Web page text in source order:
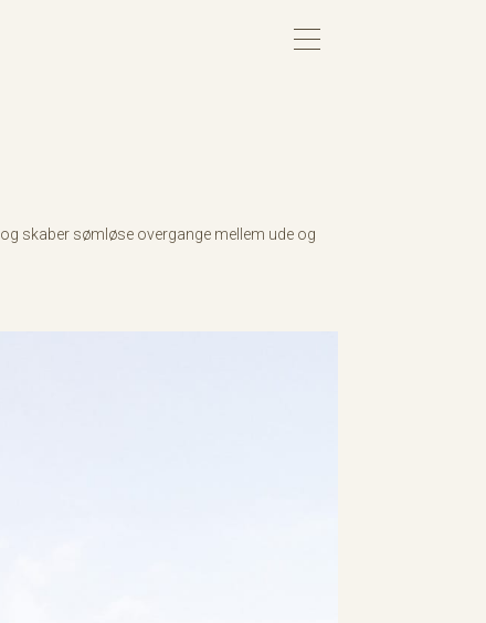
skaber sømløse overgange mellem ude og